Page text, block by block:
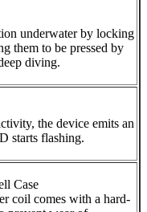
underwater by locking
them to be pressed by
diving.
the device emits an
starts flashing.
Case
coil comes with a hard-